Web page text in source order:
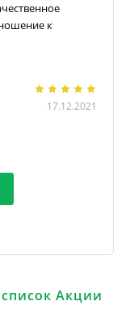
к
17.12.2021
Акции